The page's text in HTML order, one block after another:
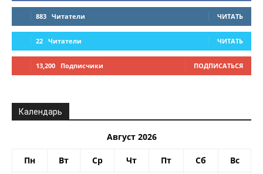
883 Читатели ЧИТАТЬ
22 Читатели ЧИТАТЬ
13,200 Подписчики ПОДПИСАТЬСЯ
Календарь
Август 2026
Пн Вт Ср Чт Пт Сб Вс